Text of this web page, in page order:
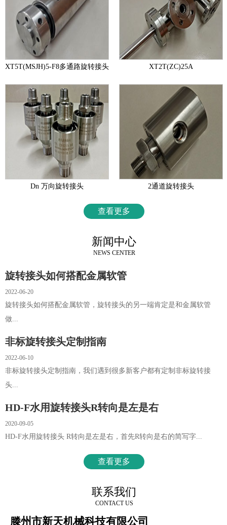
XT5T(MSJH)5-F8多通路旋转接头 XT2T(ZC)25A
Dn 万向旋转接头 2通道旋转接头
查看更多
新闻中心
NEWS CENTER
旋转接头如何搭配金属软管
2022-06-20
旋转接头如何搭配金属软管，旋转接头的另一端肯定是和金属软管
做...
非标旋转接头定制指南
2022-06-10
非标旋转接头定制指南，我们遇到很多新客户都有定制非标旋转接
头...
HD-F水用旋转接头R转向是左是右
2020-09-05
HD-F水用旋转接头 R转向是左是右，首先R转向是右的简写字...
查看更多
联系我们
CONTACT US
滕州市新天机械科技有限公司